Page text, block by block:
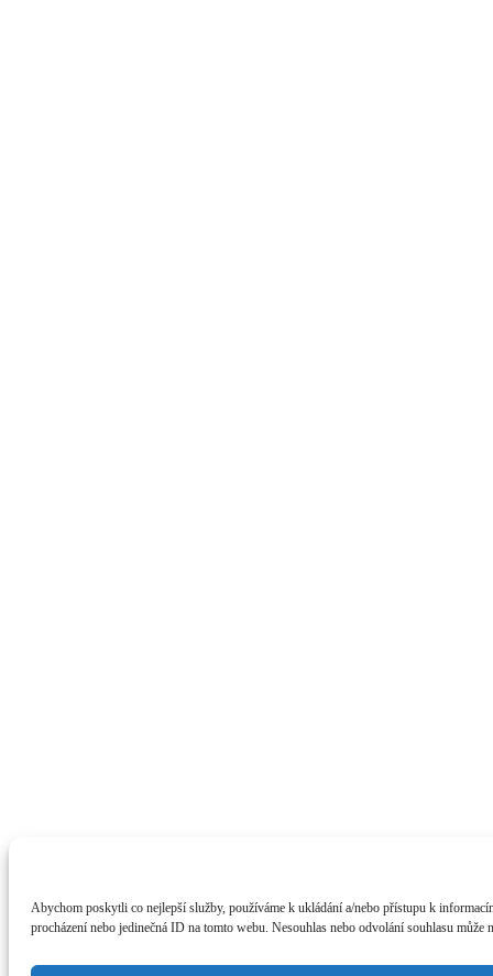
Abychom poskytli co nejlepší služby, používáme k ukládání a/nebo přístupu k
procházení nebo jedinečná ID na tomto webu. Nesouhlas nebo odvolání souhlasu